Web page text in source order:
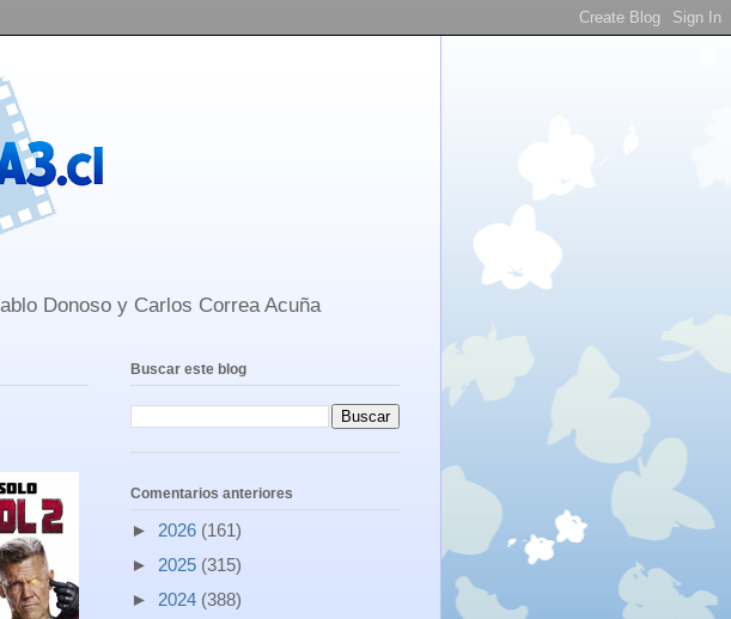
Donoso y Carlos Correa Acuña
Buscar este blog
Comentarios anteriores
► 2026 (161)
► 2025 (315)
► 2024 (388)